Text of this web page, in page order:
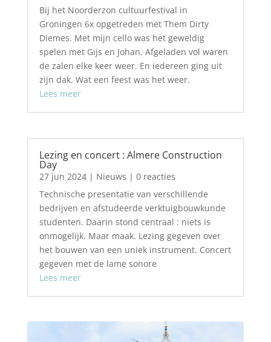
Bij het Noorderzon cultuurfestival in
Groningen 6x opgetreden met Them Dirty
Diemes. Met mijn cello was het geweldig
spelen met Gijs en Johan. Afgeladen vol waren
de zalen elke keer weer. En iedereen ging uit
zijn dak. Wat een feest was het weer.
Lees meer
Lezing en concert : Almere Construction
Day
27 jun 2024| Nieuws | 0 reacties
Technische presentatie van verschillende
bedrijven en afstudeerde verktuigbouwkunde
studenten. Daarin stond centraal : niets is
onmogelijk. Maar maak. Lezing gegeven over
het bouwen van een uniek instrument. Concert
gegeven met de lame sonore
Lees meer